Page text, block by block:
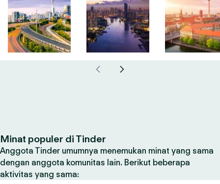
Minat populer di Tinder
Anggota Tinder umumnya menemukan minat yang sama
dengan anggota komunitas lain. Berikut beberapa
aktivitas yang sama: